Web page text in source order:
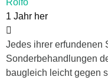
1 Jahr her
Jedes ihrer erfundenen
Sonderbehandlungen
baugleich leicht gegen